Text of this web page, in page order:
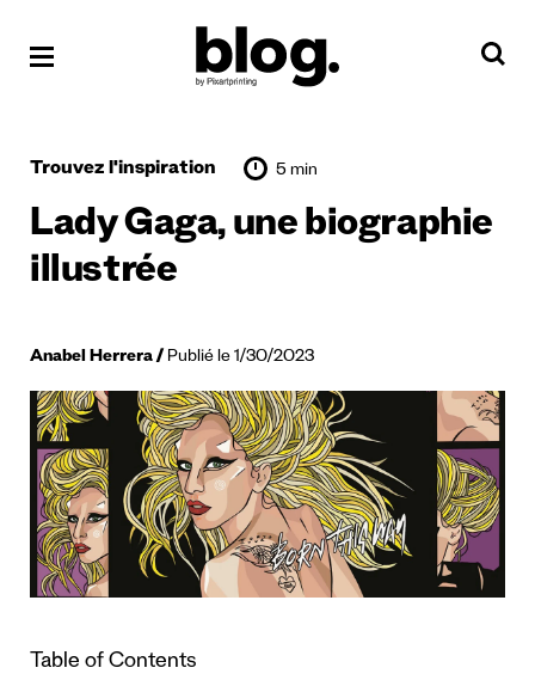
Trouvez l'inspiration 5 min
Lady Gaga, une biographie
illustrée
Anabel Herrera Publié le 1/30/2023
Table of Contents